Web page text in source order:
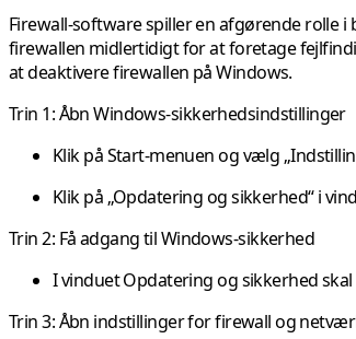
Firewall-software spiller en afgørende rolle
firewallen midlertidigt for at foretage
at deaktivere firewallen på Windows.
Trin 1: Åbn Windows-sikkerhedsindstillinger
Klik på Start-menuen og vælg
Klik på „Opdatering og sikkerhed“ i
Trin 2: Få adgang til Windows-sikkerhed
I vinduet Opdatering og sikkerhed
Trin 3: Åbn indstillinger for firewall og